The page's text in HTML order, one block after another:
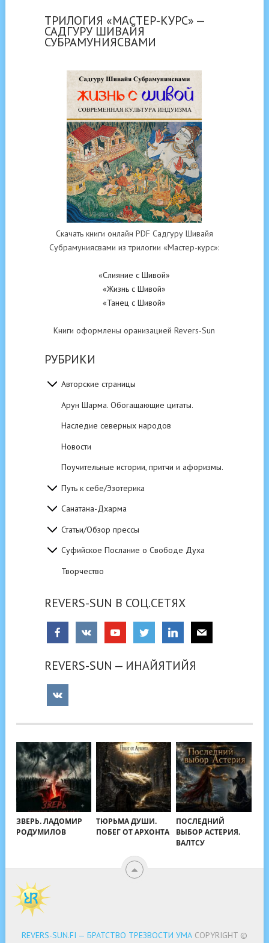
ТРИЛОГИЯ «МАСТЕР-КУРС» —
САДГУРУ ШИВАЙЯ
СУБРАМУНИЯСВАМИ
Скачать книги онлайн PDF Садгуру Шивайя
Субрамуниясвами из трилогии «Мастер-курс»:
«Слияние с Шивой»
«Жизнь с Шивой»
«Танец с Шивой»
Книги оформлены оранизацией Revers-Sun
РУБРИКИ
Авторские страницы
Арун Шарма. Обогащающие цитаты.
Наследие северных народов
Новости
Поучительные истории, притчи и афоризмы.
Путь к себе/Эзотерика
Санатана-Дхарма
Статьи/Обзор прессы
Суфийское Послание о Свободе Духа
Творчество
REVERS-SUN В СОЦ.СЕТЯХ
REVERS-SUN — ИНАЙЯТИЙЯ
ЗВЕРЬ. ЛАДОМИР
РОДУМИЛОВ
ТЮРЬМА ДУШИ.
ПОБЕГ ОТ АРХОНТА
ПОСЛЕДНИЙ
ВЫБОР АСТЕРИЯ.
ВАЛТСУ
REVERS-SUN.FI — БРАТСТВО ТРЕЗВОСТИ УМАCOPYRIGHT ©